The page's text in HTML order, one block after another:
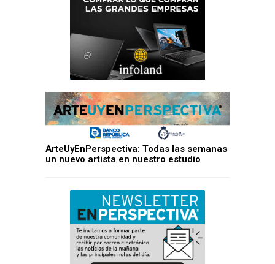
ArteUyEnPerspectiva: Todas las semanas
un nuevo artista en nuestro estudio